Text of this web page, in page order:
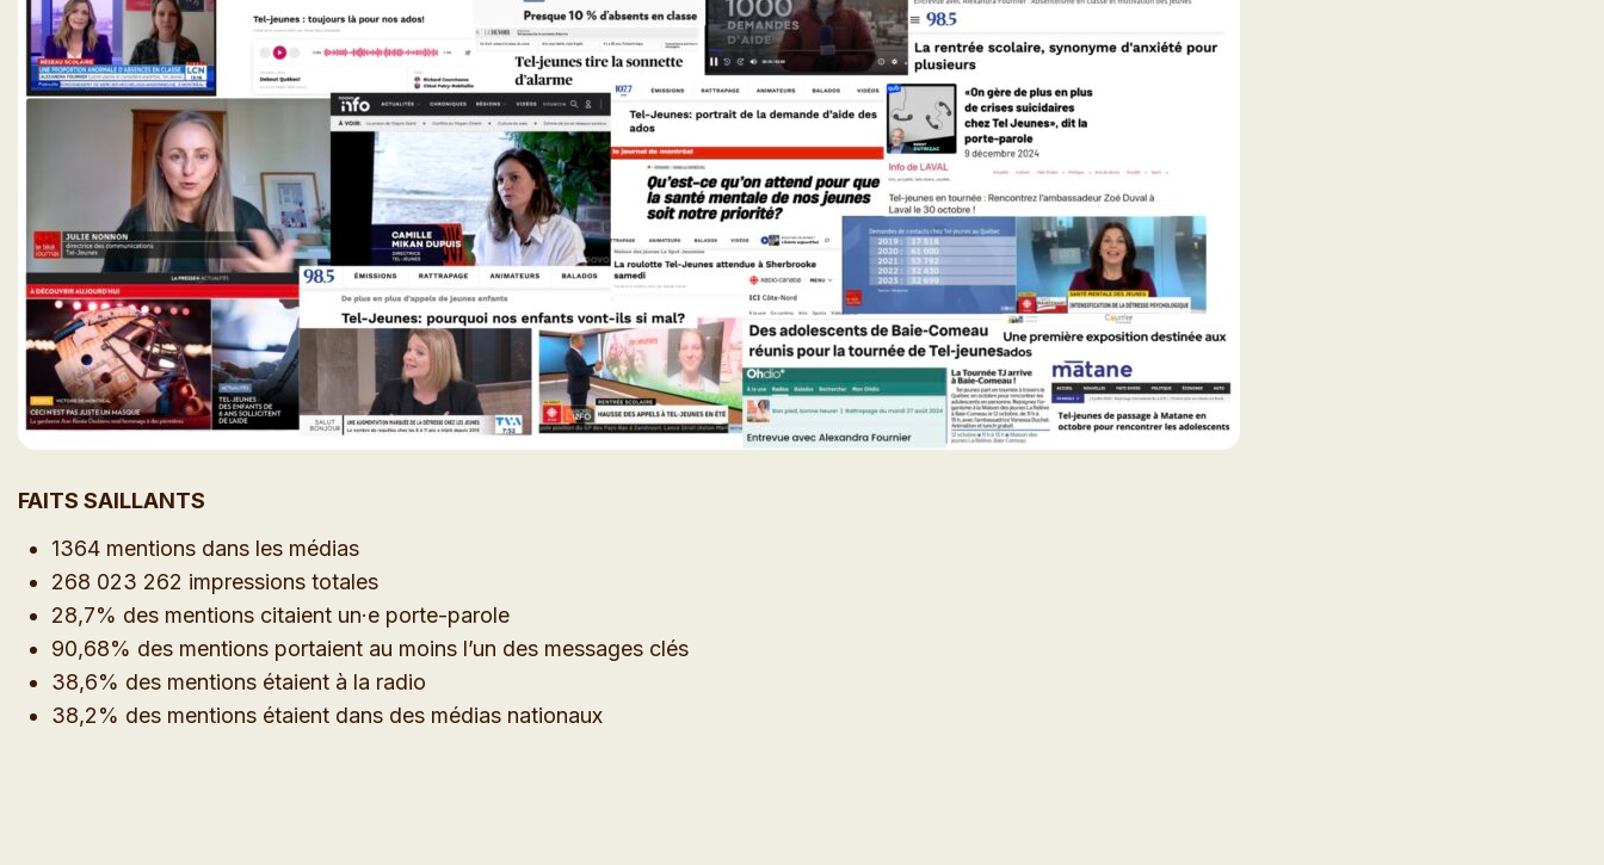
FAITS SAILLANTS
1364 mentions dans les médias
268 023 262 impressions totales
28,7% des mentions citaient un·e porte-parole
90,68% des mentions portaient au moins l’un des messages clés
38,6% des mentions étaient à la radio
38,2% des mentions étaient dans des médias nationaux